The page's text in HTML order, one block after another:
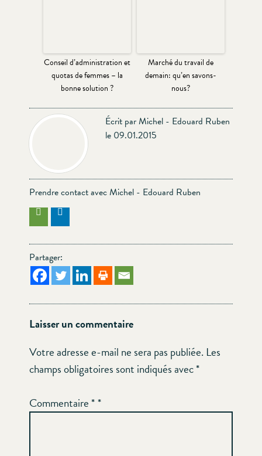
Conseil d’administration et
quotas de femmes – la
bonne solution ?
Marché du travail de
demain: qu’en savons-
nous?
Écrit par Michel - Edouard Ruben
le 09.01.2015
Prendre contact avec Michel - Edouard Ruben
Partager:
Laisser un commentaire
Votre adresse e-mail ne sera pas publiée. Les
champs obligatoires sont indiqués avec*
Commentaire*